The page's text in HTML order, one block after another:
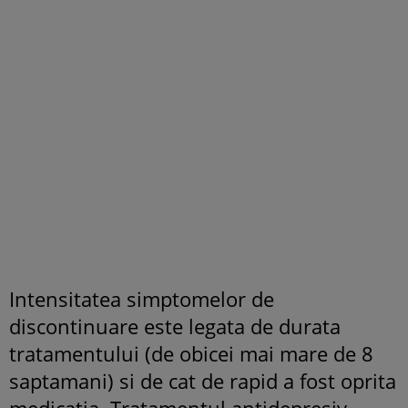
Intensitatea simptomelor de
discontinuare este legata de durata
tratamentului (de obicei mai mare de 8
saptamani) si de cat de rapid a fost oprita